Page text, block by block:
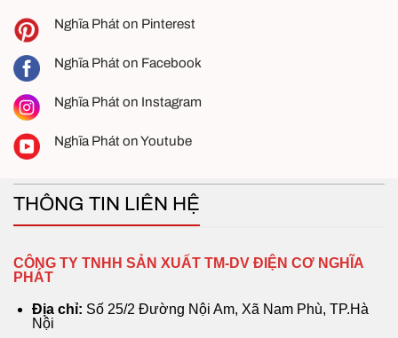
Nghĩa Phát on Pinterest
Nghĩa Phát on Facebook
Nghĩa Phát on Instagram
Nghĩa Phát on Youtube
THÔNG TIN LIÊN HỆ
CÔNG TY TNHH SẢN XUẤT TM-DV ĐIỆN CƠ NGHĨA
PHÁT
Địa chỉ: Số 25/2 Đường Nội Am, Xã Nam Phù, TP.Hà
Nội